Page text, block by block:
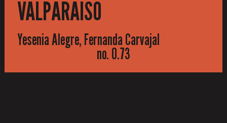
VALPARAÍSO
Yesenia Alegre, Fernanda Carvajal
no. 0.73